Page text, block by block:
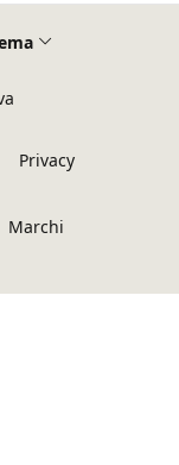
Privacy
Marchi